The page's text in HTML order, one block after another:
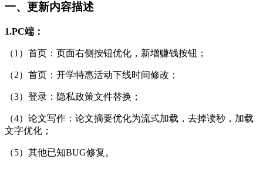
一、更新内容描述
1.PC端：
（1）首页：页面右侧按钮优化，新增赚钱按钮；
（2）首页：开学特惠活动下线时间修改；
（3）登录：隐私政策文件替换；
（4）论文写作：论文摘要优化为流式加载，去掉读秒，加载
文字优化；
（5）其他已知BUG修复。